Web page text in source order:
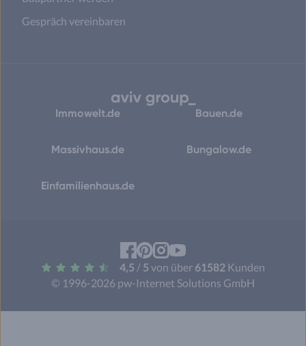
Gespräch vereinbaren
Immowelt.de Bauen.de
Massivhaus.de Bungalow.de
Einfamilienhaus.de
© 1996-2026 pw-Internet Solutions GmbH
4,5 / 5 von über 61582 Kunden
Facebook
Pinterest
Instagram